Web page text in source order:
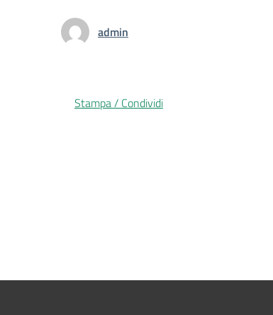
admin
Stampa / Condividi